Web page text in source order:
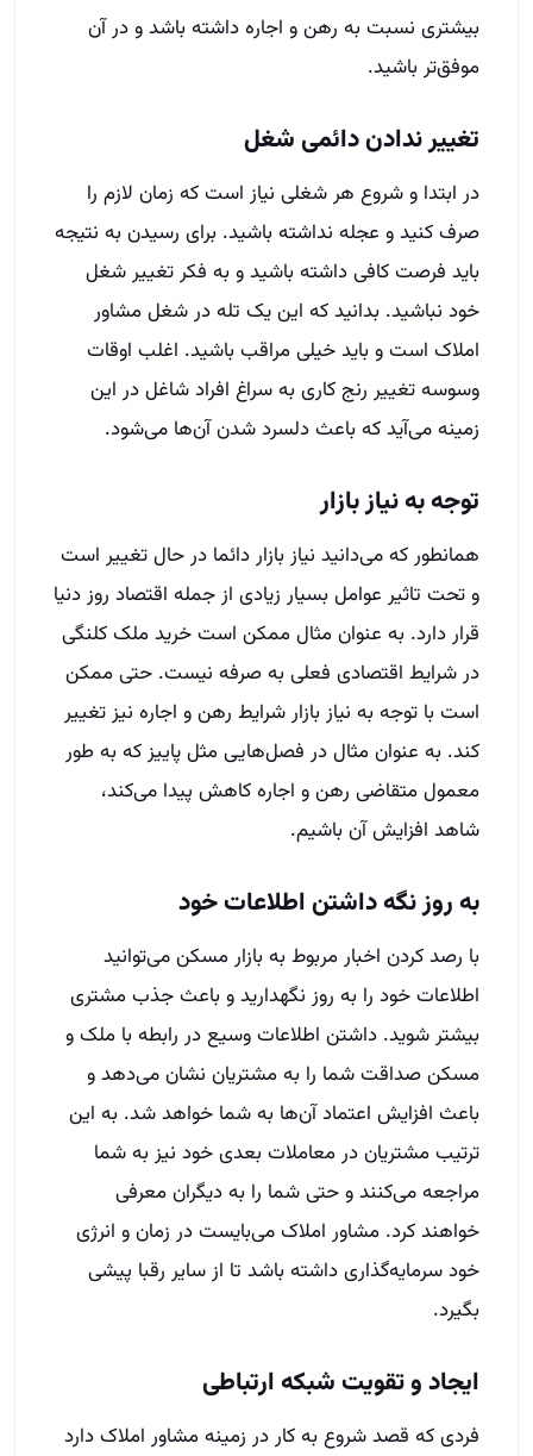
بیشتری نسبت به رهن و اجاره داشته باشد و در آن
موفق‌تر باشید.
تغییر ندادن دائمی شغل
در ابتدا و شروع هر شغلی نیاز است که زمان لازم را
صرف کنید و عجله نداشته باشید. برای رسیدن به نتیجه
باید فرصت کافی داشته باشید و به فکر تغییر شغل
خود نباشید. بدانید که این یک تله در شغل مشاور
املاک است و باید خیلی مراقب باشید. اغلب اوقات
وسوسه تغییر رنج کاری به سراغ افراد شاغل در این
زمینه می‌آید که باعث دلسرد شدن آن‌ها می‌شود.
توجه به نیاز بازار
همانطور که می‌دانید نیاز بازار دائما در حال تغییر است
و تحت تاثیر عوامل بسیار زیادی از جمله اقتصاد روز دنیا
قرار دارد. به عنوان مثال ممکن است خرید ملک کلنگی
در شرایط اقتصادی فعلی به صرفه نیست. حتی ممکن
است با توجه به نیاز بازار شرایط رهن و اجاره نیز تغییر
کند. به عنوان مثال در فصل‌هایی مثل پاییز که به طور
معمول متقاضی رهن و اجاره کاهش پیدا می‌کند،
شاهد افزایش آن باشیم.
به روز نگه داشتن اطلاعات خود
با رصد کردن اخبار مربوط به بازار مسکن می‌توانید
اطلاعات خود را به روز نگهدارید و باعث جذب مشتری
بیشتر شوید. داشتن اطلاعات وسیع در رابطه با ملک و
مسکن صداقت شما را به مشتریان نشان می‌دهد و
باعث افزایش اعتماد آن‌ها به شما خواهد شد. به این
ترتیب مشتریان در معاملات بعدی خود نیز به شما
مراجعه می‌کنند و حتی شما را به دیگران معرفی
خواهند کرد. مشاور املاک می‌بایست در زمان و انرژی
خود سرمایه‌گذاری داشته باشد تا از سایر رقبا پیشی
بگیرد.
ایجاد و تقویت شبکه ارتباطی
فردی که قصد شروع به کار در زمینه مشاور املاک دارد